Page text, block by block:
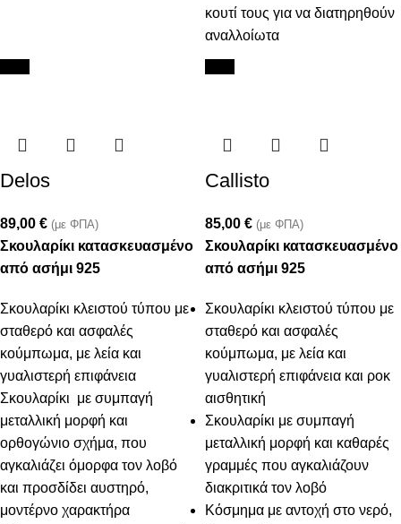
κουτί τους για να διατηρηθούν
αναλλοίωτα
Delos
89,00 € (με ΦΠΑ)
Σκουλαρίκι κατασκευασμένο
από ασήμι 925
Σκουλαρίκι κλειστού τύπου με
σταθερό και ασφαλές
κούμπωμα, με λεία και
γυαλιστερή επιφάνεια
Σκουλαρίκι με συμπαγή
μεταλλική μορφή και
ορθογώνιο σχήμα, που
αγκαλιάζει όμορφα τον λοβό
και προσδίδει αυστηρό,
μοντέρνο χαρακτήρα
Callisto
85,00 € (με ΦΠΑ)
Σκουλαρίκι κατασκευασμένο
από ασήμι 925
Σκουλαρίκι κλειστού τύπου με
σταθερό και ασφαλές
κούμπωμα, με λεία και
γυαλιστερή επιφάνεια και ροκ
αισθητική
Σκουλαρίκι με συμπαγή
μεταλλική μορφή και καθαρές
γραμμές που αγκαλιάζουν
διακριτικά τον λοβό
Κόσμημα με αντοχή στο νερό,